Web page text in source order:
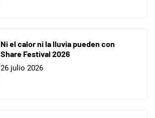
Ni el calor ni la lluvia pueden con
Share Festival 2026
26 julio 2026